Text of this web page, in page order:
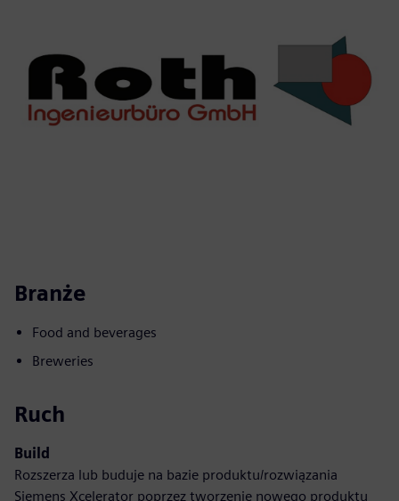
Branże
Food and beverages
Breweries
Ruch
Build
Rozszerza lub buduje na bazie produktu/rozwiązania
Siemens Xcelerator poprzez tworzenie nowego produktu